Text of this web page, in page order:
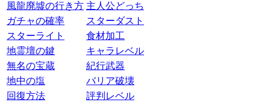
風龍廃墟の行き方 主人公どっち
ガチャの確率
スターダスト
スターライト
食材加工
地霊壇の鍵
キャラレベル
無名の宝蔵
紀行武器
地中の塩
バリア破壊
回復方法
評判レベル